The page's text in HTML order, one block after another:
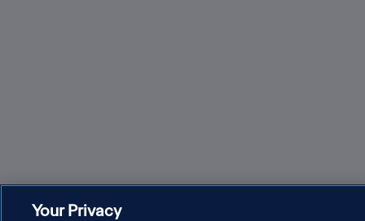
Manifestez votre intérêt pour des billets de la Coupe
du Monde Féminine de la FIFA 2027™
Your Privacy